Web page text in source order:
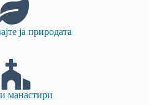
ја природата
манастири